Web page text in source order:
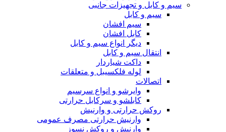
سیم و کابل و تجهیزات جانبی
سیم و کابل
سیم افشان
کابل افشان
دیگر انواع سیم و کابل
انتقال سیم و کابل
داکت شیاردار
لوله فلکسیبل و متعلقات
اتصالات
وایرشو و انواع سرسیم
کابلشو و سرکابل حرارتی
روکش حرارتی و وارنیش
وارنیش حرارتی مصرف عمومی
وارنیش و روکش نسوز